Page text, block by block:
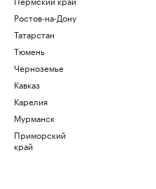
Ростов-на-Дону
Татарстан
Тюмень
Черноземье
Кавказ
Карелия
Мурманск
Приморский
край